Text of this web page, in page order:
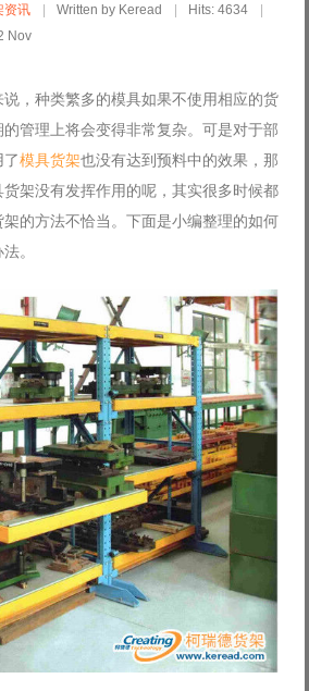
资讯 Written by Keread
Hits: 4634
Nov
，种类繁多的模具如果不使用相应的货
管理上将会变得非常复杂。可是对于部
模具货架也没有达到预料中的效果，那
架没有发挥作用的呢，其实很多时候都
的方法不恰当。下面是小编整理的如何
。